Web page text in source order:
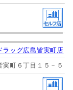
ラッグ広島皆実町店
町６丁目１５－５